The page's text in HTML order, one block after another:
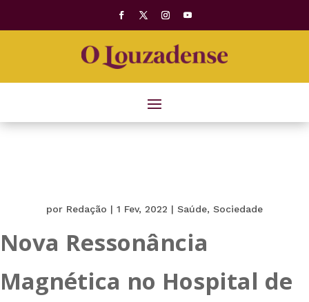
por Redação | 1 Fev, 2022 | Saúde, Sociedade
Nova Ressonância
Magnética no Hospital de